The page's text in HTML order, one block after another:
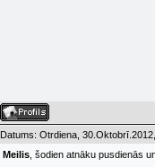
Datums: Otrdiena,
Meilis , šodien atnāku